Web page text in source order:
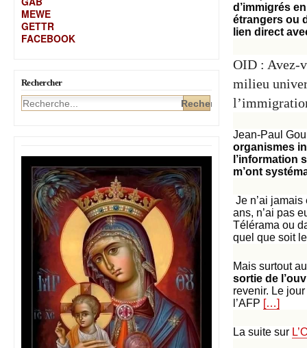
MEWE
GETTR
FACEBOOK
Rechercher
d’immigrés
étrangers ou
lien direct
OID : Avez-
milieu
Jean-Paul
organismes
l’information
m’ont
Je n’ai
ans, n’ai pas
Télérama ou
quel que soit
Mais surtout
sortie de
revenir. Le
l’AFP […]
La suite sur